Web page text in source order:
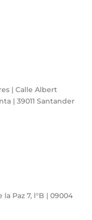
| Calle Albert
| 39011 Santander
Paz 7, l°B | 09004